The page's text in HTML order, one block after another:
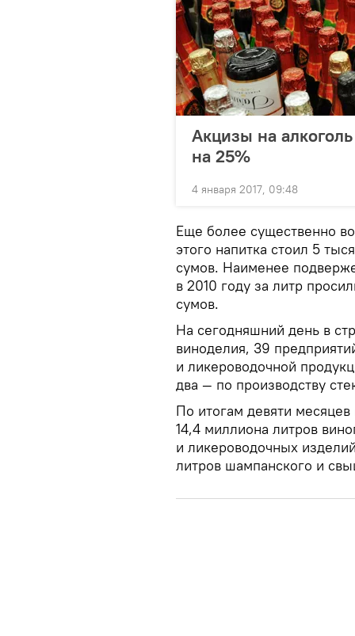
Акцизы на
на 25%
4 января 2017, 09:48
Еще более существенно
этого напитка стоил 5
сумов. Наименее
в 2010 году за литр
сумов.
На сегодняшний день в
виноделия, 39
и ликероводочной
два — по производству
По итогам девяти
14,4 миллиона литров
и ликероводочных
литров шампанского и